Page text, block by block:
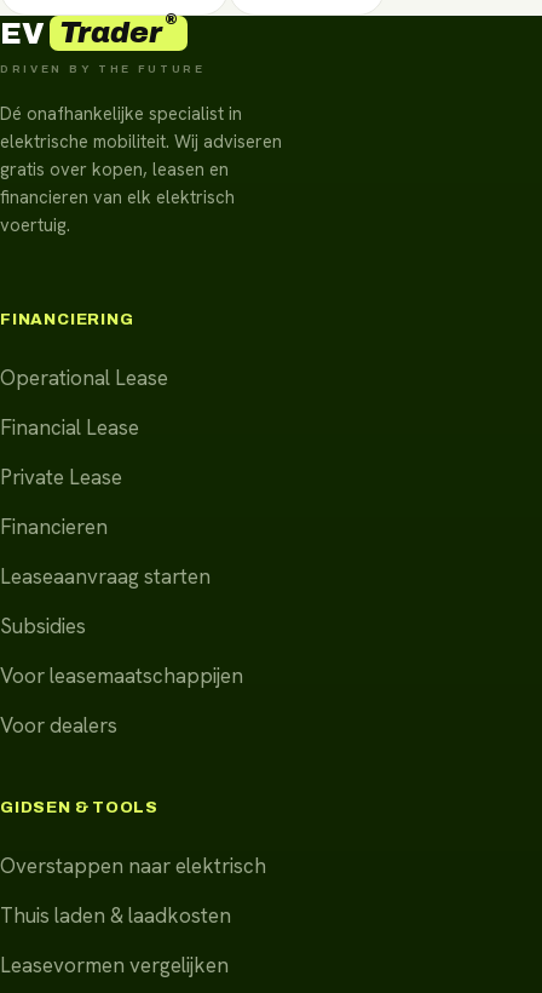
EV Trader®
DRIVEN BY THE FUTURE
Dé onafhankelijke specialist in
elektrische mobiliteit. Wij adviseren
gratis over kopen, leasen en
financieren van elk elektrisch
voertuig.
FINANCIERING
Operational Lease
Financial Lease
Private Lease
Financieren
Leaseaanvraag starten
Subsidies
Voor leasemaatschappijen
Voor dealers
GIDSEN & TOOLS
Overstappen naar elektrisch
Thuis laden & laadkosten
Leasevormen vergelijken